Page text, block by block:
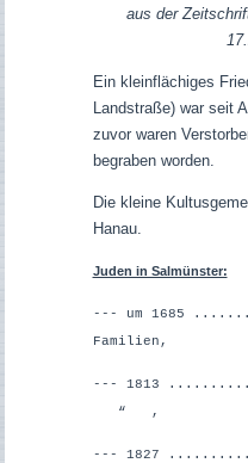
aus der
Ein kleinflächiges
Landstraße) war seit
zuvor waren
begraben worden.
Die kleine
Hanau.
Juden in Salmünster:
--- um 1685
Familien,
--- 1813
“ ,
--- 1827